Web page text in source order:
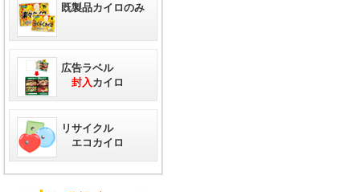
既製品カイロのみ
広告ラベル
封入 カイロ
リサイクル
エコカイロ